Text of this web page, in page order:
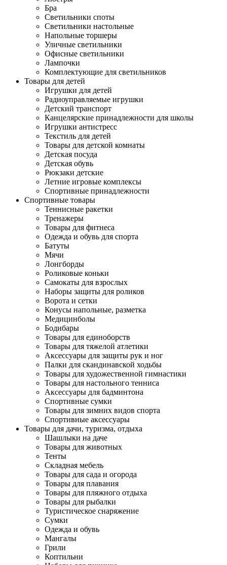
Бра
Светильники споты
Светильники настольные
Напольные торшеры
Уличные светильники
Офисные светильники
Лампочки
Комплектующие для светильников
Товары для детей
Игрушки для детей
Радиоуправляемые игрушки
Детский транспорт
Канцелярские принадлежности для школы
Игрушки антистресс
Текстиль для детей
Товары для детской комнаты
Детская посуда
Детская обувь
Рюкзаки детские
Летние игровые комплексы
Спортивные принадлежности
Спортивные товары
Теннисные ракетки
Тренажеры
Товары для фитнеса
Одежда и обувь для спорта
Батуты
Мячи
Лонгборды
Роликовые коньки
Самокаты для взрослых
Наборы защиты для роликов
Ворота и сетки
Конусы напольные, разметка
Медицинболы
Бодибары
Товары для единоборств
Товары для тяжелой атлетики
Аксессуары для защиты рук и ног
Палки для скандинавской ходьбы
Товары для художественной гимнастики
Товары для настольного тенниса
Аксессуары для бадминтона
Спортивные сумки
Товары для зимних видов спорта
Спортивные аксессуары
Товары для дачи, туризма, отдыха
Шашлыки на даче
Товары для животных
Тенты
Складная мебель
Товары для сада и огорода
Товары для плавания
Товары для пляжного отдыха
Товары для рыбалки
Туристическое снаряжение
Сумки
Одежда и обувь
Мангалы
Грили
Коптильни